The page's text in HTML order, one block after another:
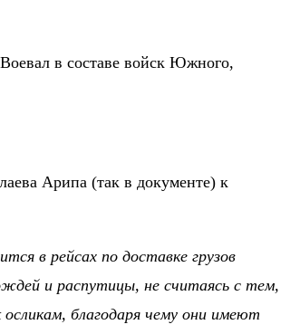
в составе войск Южного,
Арипа (так в документе) к
в рейсах по доставке грузов
и распутицы, не считаясь с тем,
благодаря чему они имеют